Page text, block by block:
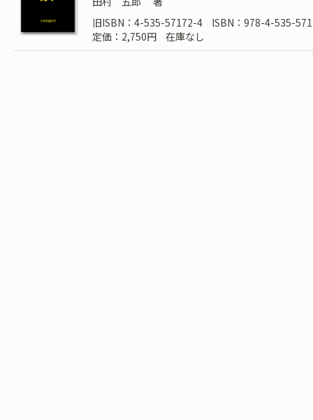
旧ISBN：4-535-57172-4
ISBN：978-4-535-
定価：2,750円
在庫なし